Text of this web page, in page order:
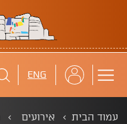
תיאטרון ירושלים
ENG
עמוד הבית אירועים